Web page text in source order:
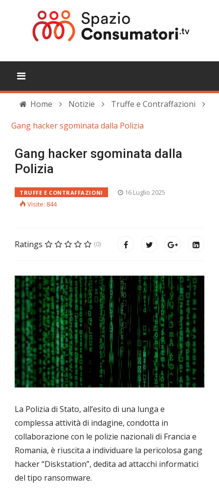
Home Notizie
Truffe e Contraffazioni
Gang hacker sgominata dalla Polizia
Gang hacker sgominata dalla
Polizia
TRUFFE E CONTRAFFAZIONI
16 Luglio 2025
Visite: 844
Ratings (0)
La Polizia di Stato, all’esito di una lunga e
complessa attività di indagine, condotta in
collaborazione con le polizie nazionali di Francia e
Romania, è riuscita a individuare la pericolosa gang
hacker “Diskstation”, dedita ad attacchi informatici
del tipo ransomware.